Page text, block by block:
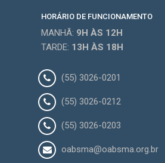
HORÁRIO DE FUNCIONAMENTO
MANHÃ: 9H ÀS 12H
TARDE: 13H ÀS 18H
(55) 3026-0201
(55) 3026-0212
(55) 3026-0203
oabsma@oabsma.org.br